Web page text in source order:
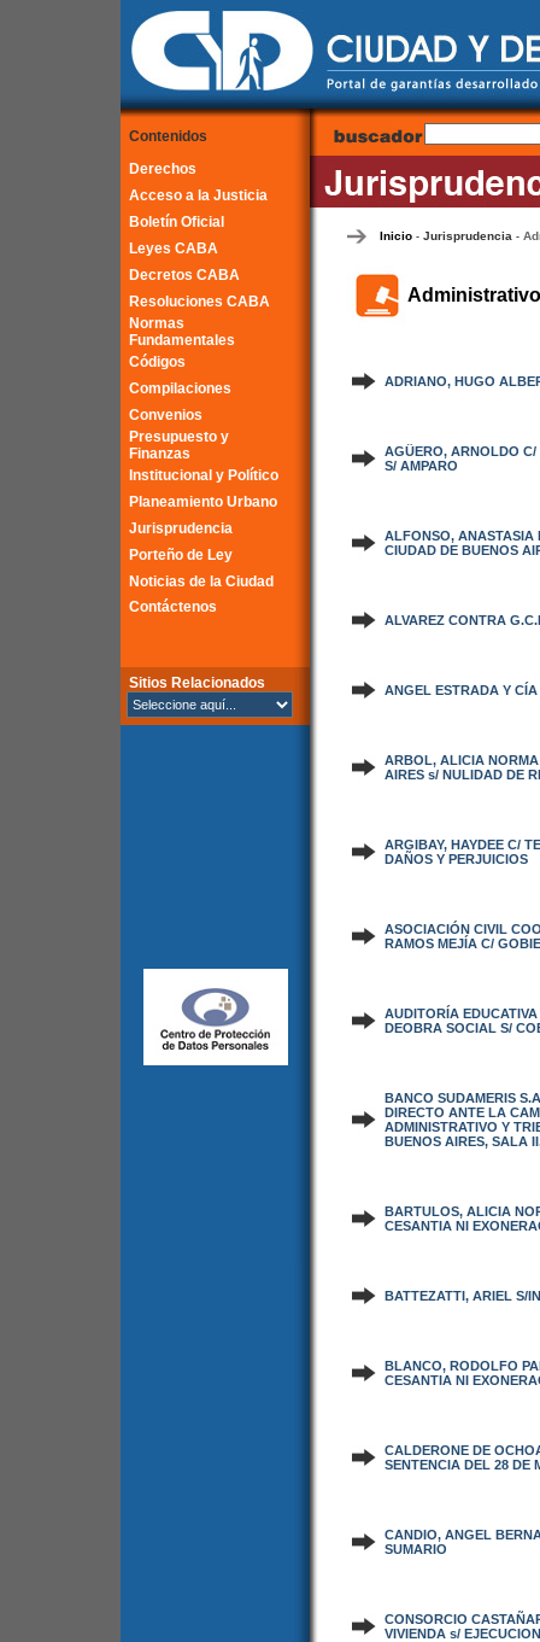
Contenidos
Derechos
Acceso a la Justicia
Boletín Oficial
Leyes CABA
Decretos CABA
Resoluciones CABA
Normas
Fundamentales
Códigos
Compilaciones
Convenios
Presupuesto y
Finanzas
Institucional y Político
Planeamiento Urbano
Jurisprudencia
Porteño de Ley
Noticias de la Ciudad
Contáctenos
Sitios Relacionados
Inicio - Jurisprudencia -
Administrativo
ADRIANO, HUGO
AGÜERO, ARNOLDO
S/ AMPARO
ALFONSO, ANASTASIA
CIUDAD DE BUENOS
ALVAREZ CONTRA
ANGEL ESTRADA Y
ARBOL, ALICIA
AIRES s/ NULIDAD DE
ARGIBAY, HAYDEE C/
DAÑOS Y PERJUICIOS
ASOCIACIÓN CIVIL
RAMOS MEJÍA C/
AUDITORÍA
DEOBRA SOCIAL S/
BANCO SUDAMERIS
DIRECTO ANTE LA
ADMINISTRATIVO Y
BUENOS AIRES, SALA
BARTULOS, ALICIA
CESANTIA NI
BATTEZATTI, ARIEL S/
BLANCO, RODOLFO
CESANTIA NI
CALDERONE DE
SENTENCIA DEL 28 DE
CANDIO, ANGEL
SUMARIO
CONSORCIO
VIVIENDA s/